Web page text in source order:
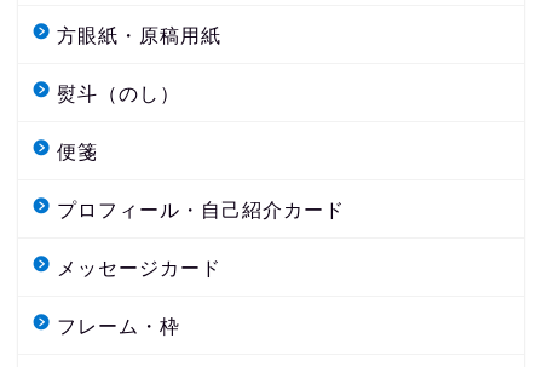
方眼紙・原稿用紙
熨斗（のし）
便箋
プロフィール・自己紹介カード
メッセージカード
フレーム・枠